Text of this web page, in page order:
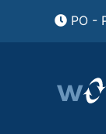
PO -
HR a